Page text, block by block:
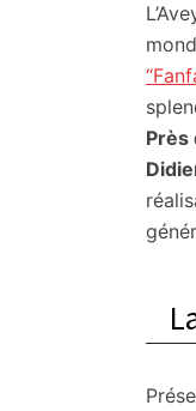
Près